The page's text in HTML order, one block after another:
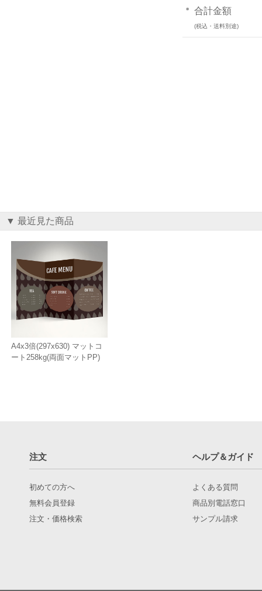
合計金額
(税込・送料別途)
▼ 最近見た商品
A4x3倍(297x630) マットコ
ート258kg(両面マットPP)
注文 ヘルプ＆ガイド
初めての方へ
無料会員登録
注文・価格検索
よくある質問
商品別電話窓口
サンプル請求